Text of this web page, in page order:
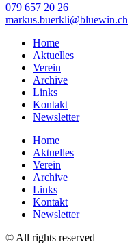
079 657 20 26
markus.buerkli@bluewin.ch
Home
Aktuelles
Verein
Archive
Links
Kontakt
Newsletter
Home
Aktuelles
Verein
Archive
Links
Kontakt
Newsletter
© All rights reserved